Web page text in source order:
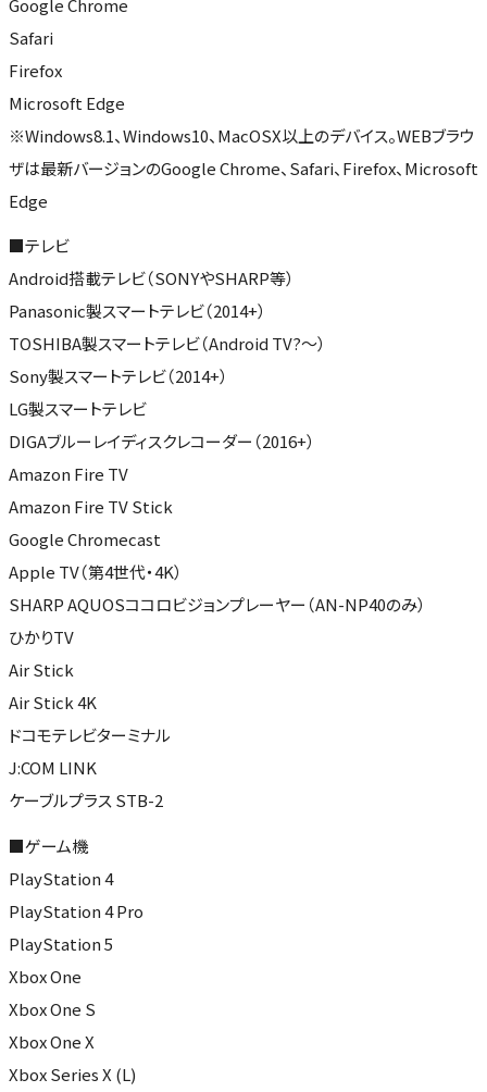
Google Chrome
Safari
Firefox
Microsoft Edge
※Windows8.1、Windows10、MacOSX以上のデバイス。WEBブラウ
ザは最新バージョンのGoogle Chrome、Safari、Firefox、Microsoft
Edge
■テレビ
Android搭載テレビ（SONYやSHARP等）
Panasonic製スマートテレビ（2014+）
TOSHIBA製スマートテレビ（Android TV?～）
Sony製スマートテレビ（2014+）
LG製スマートテレビ
DIGAブルーレイディスクレコーダー（2016+）
Amazon Fire TV
Amazon Fire TV Stick
Google Chromecast
Apple TV（第4世代・4K）
SHARP AQUOSココロビジョンプレーヤー（AN-NP40のみ）
ひかりTV
Air Stick
Air Stick 4K
ドコモテレビターミナル
J:COM LINK
ケーブルプラス STB-2
■ゲーム機
PlayStation 4
PlayStation 4 Pro
PlayStation 5
Xbox One
Xbox One S
Xbox One X
Xbox Series X (L)